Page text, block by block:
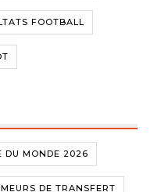
FOOTBALL
DU MONDE 2026
DE TRANSFERT